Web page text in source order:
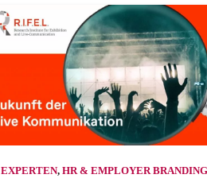
EXPERTEN, HR & EMPLOYER BRANDING